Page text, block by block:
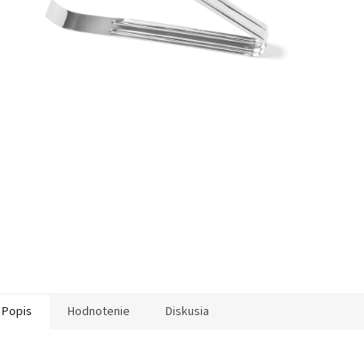
Popis Hodnotenie Diskusia